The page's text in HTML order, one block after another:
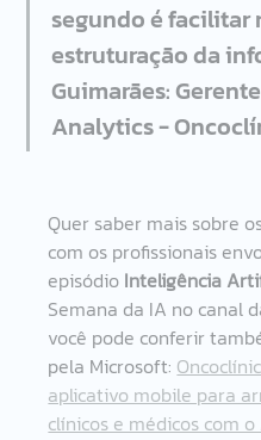
segundo é facilitar
estruturação da
Guimarães:
Analytics -
Quer saber mais sobre
com os profissionais
episódio Inteligência
Semana da IA no canal
você pode conferir
pela Microsoft:
aplicativo mobile para
clínicos e médicos com